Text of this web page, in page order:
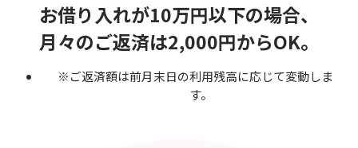
お借り入れが10万円以下の場合、
月々のご返済は2,000円からOK。
※ご返済額は前月末日の利用残高に応じて変動しま
す。